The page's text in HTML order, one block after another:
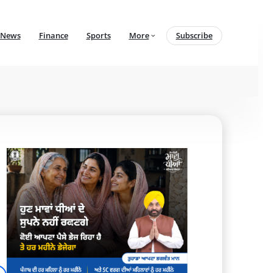
News Finance Sports More Subscribe